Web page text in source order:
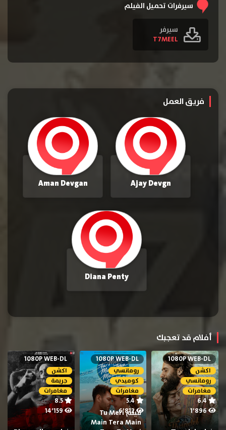
سيرفرات تحميل الفيلم
سيرفر
T7MEEL
فريق العمل
Ajay Devgn
Aman Devgan
Diana Penty
أفلام قد تعجبك
1080P WEB-DL
اكشن
رومانسي
مغامرات
6.4
1٬896
1080P WEB-DL
رومانسي
كوميدي
مغامرات
5.4
6٬812
فيلم Tu Meri
Main Tera Main
1080P WEB-DL
اكشن
جريمة
مغامرات
8.5
14٬159